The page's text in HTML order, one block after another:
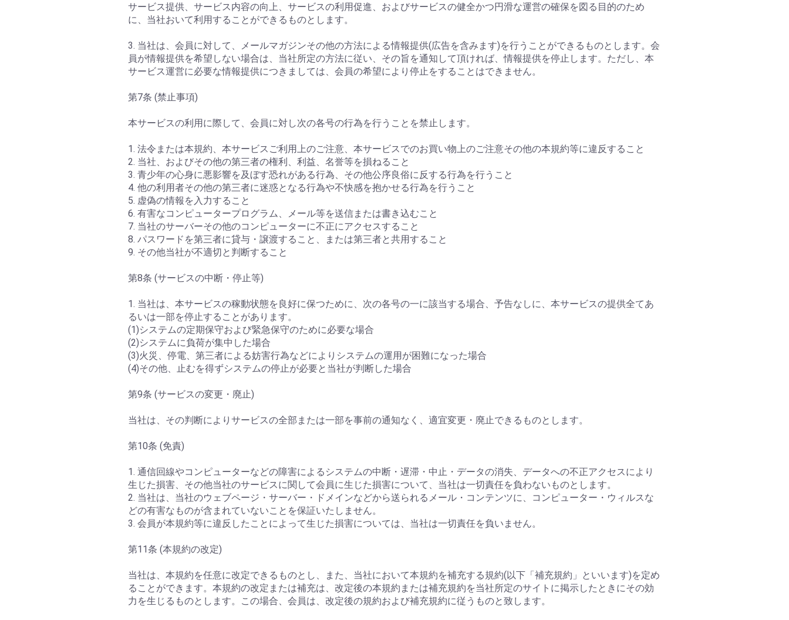
サービス提供、サービス内容の向上、サービスの利用促進、およびサービスの健全かつ円滑な運営の確保を図る目的のため
に、当社おいて利用することができるものとします。
3. 当社は、会員に対して、メールマガジンその他の方法による情報提供(広告を含みます)を行うことができるものとします。会
員が情報提供を希望しない場合は、当社所定の方法に従い、その旨を通知して頂ければ、情報提供を停止します。ただし、本
サービス運営に必要な情報提供につきましては、会員の希望により停止をすることはできません。
第7条 (禁止事項)
本サービスの利用に際して、会員に対し次の各号の行為を行うことを禁止します。
1. 法令または本規約、本サービスご利用上のご注意、本サービスでのお買い物上のご注意その他の本規約等に違反すること
2. 当社、およびその他の第三者の権利、利益、名誉等を損ねること
3. 青少年の心身に悪影響を及ぼす恐れがある行為、その他公序良俗に反する行為を行うこと
4. 他の利用者その他の第三者に迷惑となる行為や不快感を抱かせる行為を行うこと
5. 虚偽の情報を入力すること
6. 有害なコンピュータープログラム、メール等を送信または書き込むこと
7. 当社のサーバーその他のコンピューターに不正にアクセスすること
8. パスワードを第三者に貸与・譲渡すること、または第三者と共用すること
9. その他当社が不適切と判断すること
第8条 (サービスの中断・停止等)
1. 当社は、本サービスの稼動状態を良好に保つために、次の各号の一に該当する場合、予告なしに、本サービスの提供全てあ
るいは一部を停止することがあります。
(1)システムの定期保守および緊急保守のために必要な場合
(2)システムに負荷が集中した場合
(3)火災、停電、第三者による妨害行為などによりシステムの運用が困難になった場合
(4)その他、止むを得ずシステムの停止が必要と当社が判断した場合
第9条 (サービスの変更・廃止)
当社は、その判断によりサービスの全部または一部を事前の通知なく、適宜変更・廃止できるものとします。
第10条 (免責)
1. 通信回線やコンピューターなどの障害によるシステムの中断・遅滞・中止・データの消失、データへの不正アクセスにより
生じた損害、その他当社のサービスに関して会員に生じた損害について、当社は一切責任を負わないものとします。
2. 当社は、当社のウェブページ・サーバー・ドメインなどから送られるメール・コンテンツに、コンピューター・ウィルスな
どの有害なものが含まれていないことを保証いたしません。
3. 会員が本規約等に違反したことによって生じた損害については、当社は一切責任を負いません。
第11条 (本規約の改定)
当社は、本規約を任意に改定できるものとし、また、当社において本規約を補充する規約(以下「補充規約」といいます)を定め
ることができます。本規約の改定または補充は、改定後の本規約または補充規約を当社所定のサイトに掲示したときにその効
力を生じるものとします。この場合、会員は、改定後の規約および補充規約に従うものと致します。